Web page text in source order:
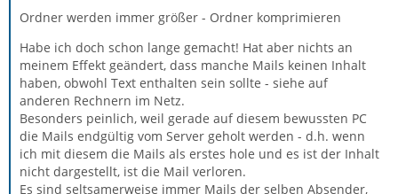
Ordner werden immer größer - Ordner komprimieren
Habe ich doch schon lange gemacht! Hat aber nichts an
meinem Effekt geändert, dass manche Mails keinen Inhalt
haben, obwohl Text enthalten sein sollte - siehe auf
anderen Rechnern im Netz.
Besonders peinlich, weil gerade auf diesem bewussten PC
die Mails endgültig vom Server geholt werden - d.h. wenn
ich mit diesem die Mails als erstes hole und es ist der Inhalt
nicht dargestellt, ist die Mail verloren.
Es sind seltsamerweise immer Mails der selben Absender,